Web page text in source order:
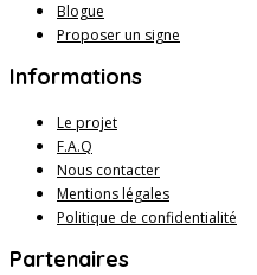
Blogue
Proposer un signe
Informations
Le projet
F.A.Q
Nous contacter
Mentions légales
Politique de confidentialité
Partenaires